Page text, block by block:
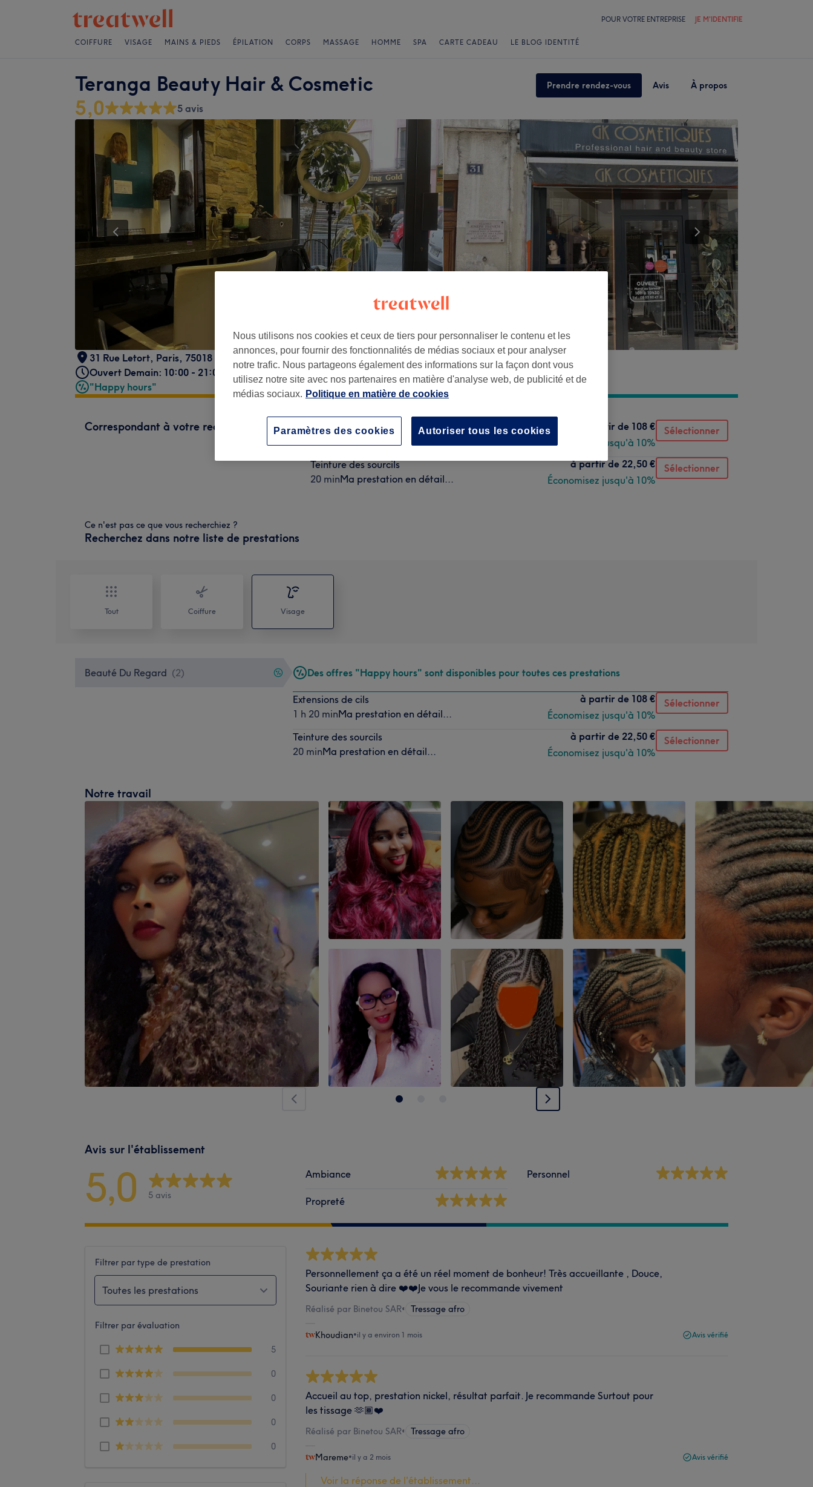
POUR VOTRE ENTREPRISE JE M'IDENTIFIE
COIFFURE VISAGE MAINS & PIEDS ÉPILATION CORPS MASSAGE HOMME SPA CARTE CADEAU LE BLOG IDENTITÉ
Teranga Beauty Hair & Cosmetic Prendre rendez-vous Avis À propos
5,0 5 avis
31 Rue Letort, Paris, 75018
Ouvert Demain: 10:00 - 21:00
"Happy hours"
Correspondant à votre recherche
Extensions de cils
à partir de 108 €
Économisez jusqu'à 10%
Sélectionner
Teinture des sourcils
20 minMa prestation en détail...
à partir de 22,50 €
Économisez jusqu'à 10%
Sélectionner
Ce n'est pas ce que vous recherchiez ?
Recherchez dans notre liste de prestations
Tout Coiffure Visage
Beauté Du Regard (2) Des offres "Happy hours" sont disponibles pour toutes ces prestations
Extensions de cils
1 h 20 minMa prestation en détail...
à partir de 108 €
Économisez jusqu'à 10%
Sélectionner
Teinture des sourcils
20 minMa prestation en détail...
à partir de 22,50 €
Économisez jusqu'à 10%
Sélectionner
Notre travail
Avis sur l'établissement
5,0 5 avis
Ambiance
Propreté
Personnel
Filtrer par type de prestation
Toutes les prestations
Filtrer par évaluation
5
0
0
0
0
Personnellement ça a été un réel moment de bonheur! Très accueillante , Douce,
Souriante rien à dire ❤️❤️Je vous le recommande vivement
Réalisé par Binetou SAR• Tressage afro
Khoudian•il y a environ 1 mois Avis vérifié
Accueil au top, prestation nickel, résultat parfait. Je recommande Surtout pour
les tissage 🫶🏾❤️
Réalisé par Binetou SAR• Tressage afro
Mareme•il y a 2 mois Avis vérifié
Voir la réponse de l'établissement...
Nous utilisons nos cookies et ceux de tiers pour personnaliser le contenu et les
annonces, pour fournir des fonctionnalités de médias sociaux et pour analyser
notre trafic. Nous partageons également des informations sur la façon dont vous
utilisez notre site avec nos partenaires en matière d'analyse web, de publicité et de
médias sociaux. Politique en matière de cookies
Autoriser tous les cookies
Paramètres des cookies